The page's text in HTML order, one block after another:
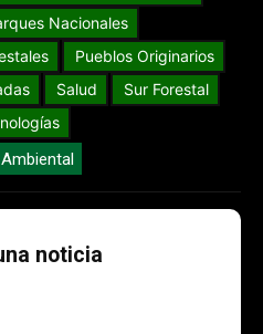
Nacionales
Pueblos Originarios
Salud
Sur Forestal
noticia